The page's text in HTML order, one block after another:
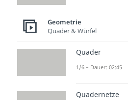
Geometrie
Quader & Würfel
Quader
1/6 – Dauer: 02:45
Quadernetze